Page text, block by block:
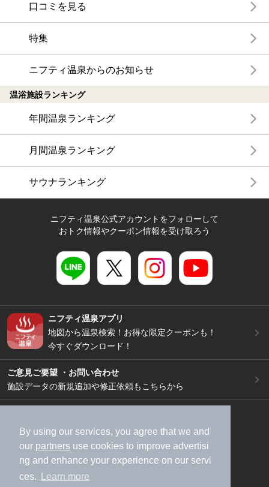
By using our services, you agree that we and
our partners use cookies to improve advertisi
ng and enhance your experience on our servi
ces.
Learn more
口コミを見る
特集
ニフティ温泉からのお知らせ
温浴施設ランキング
年間温泉ランキング
月間温泉ランキング
サウナランキング
ニフティ温泉公式アカウントをフォローして
おトク情報やクーポン情報を受け取ろう
ニフティ温泉アプリ
地図から温泉検索！お得な限定クーポンも！
今すぐダウンロード！
ご意見ご要望 ・お問い合わせ
施設データの新規追加や修正依頼もこちらから
加盟店募集（資料請求）
広告出稿のご案内
利用規約
ライフスタイルMEMBERS+規約
特定商取引法に基づく表記
ヘルプ
採用情報
運営会社